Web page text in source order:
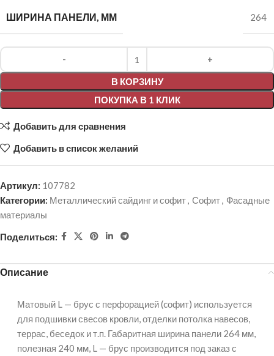
ШИРИНА ПАНЕЛИ, ММ 264
В КОРЗИНУ
ПОКУПКА В 1 КЛИК
Alternative:
Добавить для сравнения
Добавить в список желаний
Артикул: 107782
Категории: Металлический сайдинг и софит, Софит, Фасадные
материалы
Поделиться:
Описание
Матовый L — брус с перфорацией (cофит) используется
для подшивки свесов кровли, отделки потолка навесов,
террас, беседок и т.п. Габаритная ширина панели 264 мм,
полезная 240 мм, L — брус производится под заказ с